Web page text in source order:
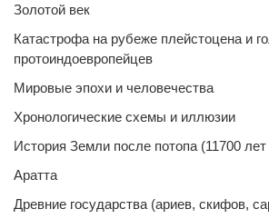
Золотой век
Катастрофа на рубеже плейстоцена и
протоиндоевропейцев
Мировые эпохи и человечества
Хронологические схемы и иллюзии
История Земли после потопа (11700 лет
Аратта
Древние государства (ариев, скифов,